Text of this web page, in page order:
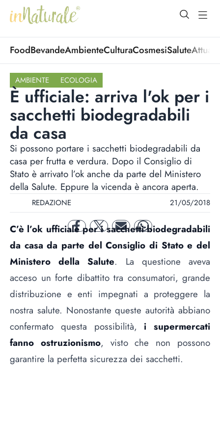
open
FoodBevandeAmbienteCulturaCosmesiSalute
AMBIENTE ECOLOGIA
È ufficiale: arriva l'ok per i
sacchetti biodegradabili
da casa
Si possono portare i sacchetti biodegradabili da
casa per frutta e verdura. Dopo il Consiglio di
Stato è arrivato l’ok anche da parte del Ministero
della Salute. Eppure la vicenda è ancora aperta.
REDAZIONE 21/05/2018
facebooktwitter mail whatsapp
C’è l’ok ufficiale per i sacchetti biodegradabili
da casa da parte del Consiglio di Stato e del
Ministero della Salute. La questione aveva
acceso un forte dibattito tra consumatori, grande
distribuzione e enti impegnati a proteggere la
nostra salute. Nonostante queste autorità abbiano
confermato questa possibilità, i supermercati
fanno ostruzionismo, visto che non possono
garantire la perfetta sicurezza dei sacchetti.